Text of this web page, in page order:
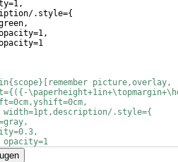
.style={
picture,overlay,
width=1pt,description/.style={
opacity=1